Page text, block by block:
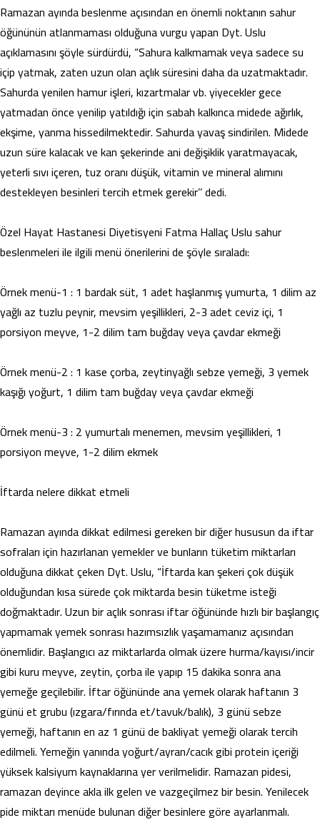
Ramazan ayında beslenme açısından en önemli noktanın sahur
öğününün atlanmaması olduğuna vurgu yapan Dyt. Uslu
açıklamasını şöyle sürdürdü, “Sahura kalkmamak veya sadece su
içip yatmak, zaten uzun olan açlık süresini daha da uzatmaktadır.
Sahurda yenilen hamur işleri, kızartmalar vb. yiyecekler gece
yatmadan önce yenilip yatıldığı için sabah kalkınca midede ağırlık,
ekşime, yanma hissedilmektedir. Sahurda yavaş sindirilen. Midede
uzun süre kalacak ve kan şekerinde ani değişiklik yaratmayacak,
yeterli sıvı içeren, tuz oranı düşük, vitamin ve mineral alımını
destekleyen besinleri tercih etmek gerekir’’ dedi.
Özel Hayat Hastanesi Diyetisyeni Fatma Hallaç Uslu sahur
beslenmeleri ile ilgili menü önerilerini de şöyle sıraladı:
Örnek menü-1 : 1 bardak süt, 1 adet haşlanmış yumurta, 1 dilim az
yağlı az tuzlu peynir, mevsim yeşillikleri, 2-3 adet ceviz içi, 1
porsiyon meyve, 1-2 dilim tam buğday veya çavdar ekmeği
Örnek menü-2 : 1 kase çorba, zeytinyağlı sebze yemeği, 3 yemek
kaşığı yoğurt, 1 dilim tam buğday veya çavdar ekmeği
Örnek menü-3 : 2 yumurtalı menemen, mevsim yeşillikleri, 1
porsiyon meyve, 1-2 dilim ekmek
İftarda nelere dikkat etmeli
Ramazan ayında dikkat edilmesi gereken bir diğer hususun da iftar
sofraları için hazırlanan yemekler ve bunların tüketim miktarları
olduğuna dikkat çeken Dyt. Uslu, “İftarda kan şekeri çok düşük
olduğundan kısa sürede çok miktarda besin tüketme isteği
doğmaktadır. Uzun bir açlık sonrası iftar öğününde hızlı bir başlangıç
yapmamak yemek sonrası hazımsızlık yaşamamanız açısından
önemlidir. Başlangıcı az miktarlarda olmak üzere hurma/kayısı/incir
gibi kuru meyve, zeytin, çorba ile yapıp 15 dakika sonra ana
yemeğe geçilebilir. İftar öğününde ana yemek olarak haftanın 3
günü et grubu (ızgara/fırında et/tavuk/balık), 3 günü sebze
yemeği, haftanın en az 1 günü de bakliyat yemeği olarak tercih
edilmeli. Yemeğin yanında yoğurt/ayran/cacık gibi protein içeriği
yüksek kalsiyum kaynaklarına yer verilmelidir. Ramazan pidesi,
ramazan deyince akla ilk gelen ve vazgeçilmez bir besin. Yenilecek
pide miktarı menüde bulunan diğer besinlere göre ayarlanmalı.